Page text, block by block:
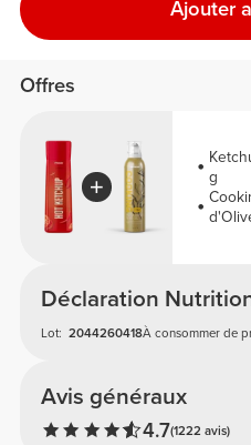
Ajouter
Offres
g
Déclaration
Lot: 2044260418À consommer de
Avis généraux
4.7(1222 avis)